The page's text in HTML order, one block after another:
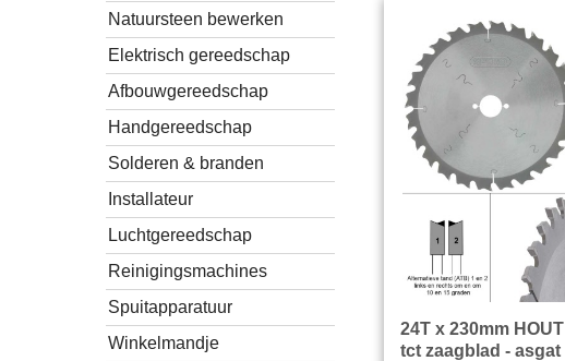
Natuursteen bewerken
Elektrisch gereedschap
Afbouwgereedschap
Handgereedschap
Solderen & branden
Installateur
Luchtgereedschap
Reinigingsmachines
Spuitapparatuur
Winkelmandje
24T x 230mm HOUT
tct zaagblad - asgat